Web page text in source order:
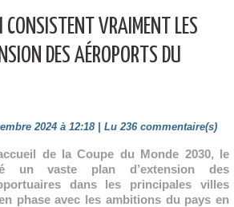
VRAIMENT LES
DES AÉROPORTS DU
2024 à 12:18 | Lu 236 commentaire(s)
de la Coupe du Monde 2030, le
un vaste plan d’extension des
dans les principales villes
phase avec les ambitions du pays en